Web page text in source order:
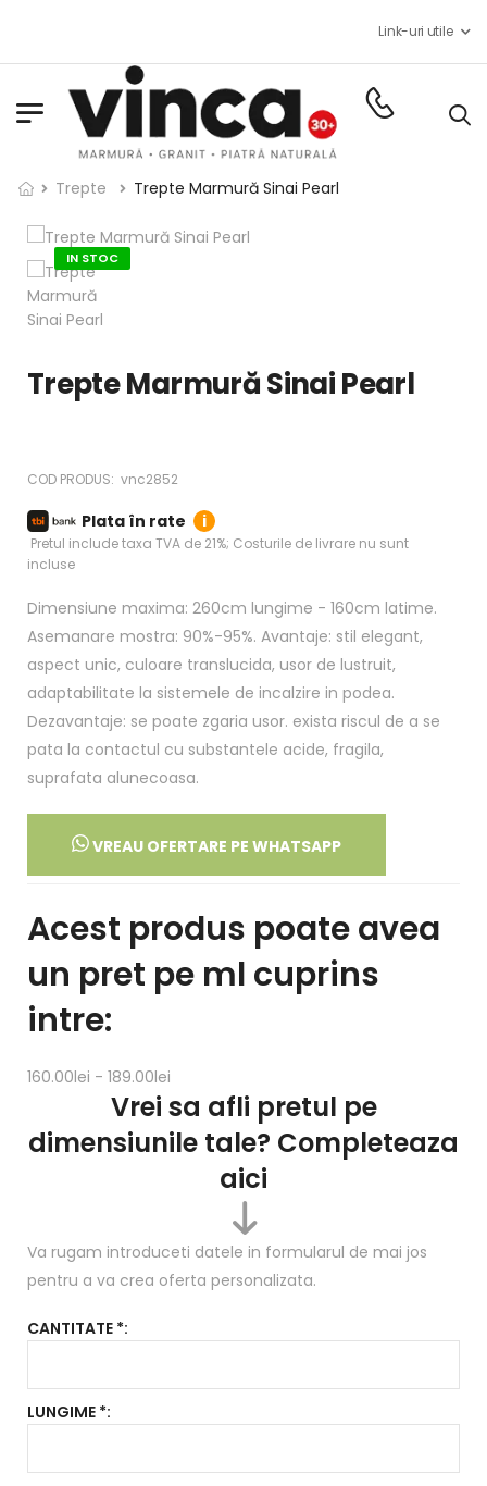
Link-uri utile
Trepte Trepte Marmură Sinai Pearl
IN STOC
Trepte Marmură Sinai Pearl
COD PRODUS: vnc2852
Plata în rate i
Pretul include taxa TVA de 21%; Costurile de livrare nu sunt
incluse
Dimensiune maxima: 260cm lungime - 160cm latime.
Asemanare mostra: 90%-95%. Avantaje: stil elegant,
aspect unic, culoare translucida, usor de lustruit,
adaptabilitate la sistemele de incalzire in podea.
Dezavantaje: se poate zgaria usor. exista riscul de a se
pata la contactul cu substantele acide, fragila,
suprafata alunecoasa.
VREAU OFERTARE PE WHATSAPP
Acest produs poate avea
un pret pe ml cuprins
intre:
160.00lei - 189.00lei
Vrei sa afli pretul pe
dimensiunile tale? Completeaza
aici
Va rugam introduceti datele in formularul de mai jos
pentru a va crea oferta personalizata.
CANTITATE *:
LUNGIME *: